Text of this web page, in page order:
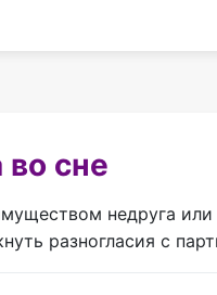
во сне
недруга
разногласия с